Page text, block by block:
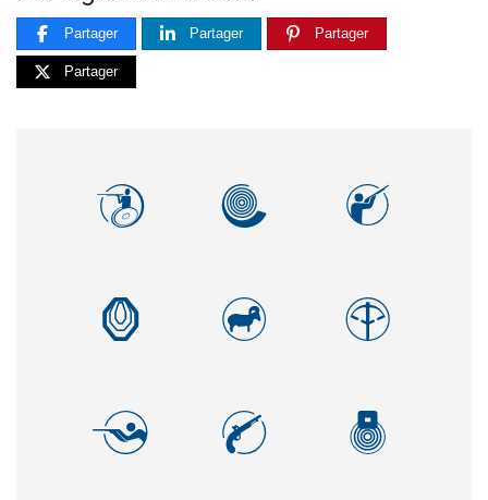
Partager Partager Partager
Partager